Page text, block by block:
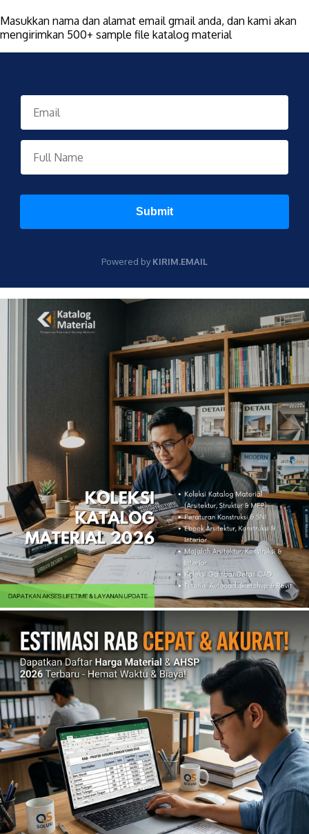
Masukkan nama dan alamat email gmail anda, dan kami akan
mengirimkan 500+ sample file katalog material
Submit
Powered byKIRIM.EMAIL